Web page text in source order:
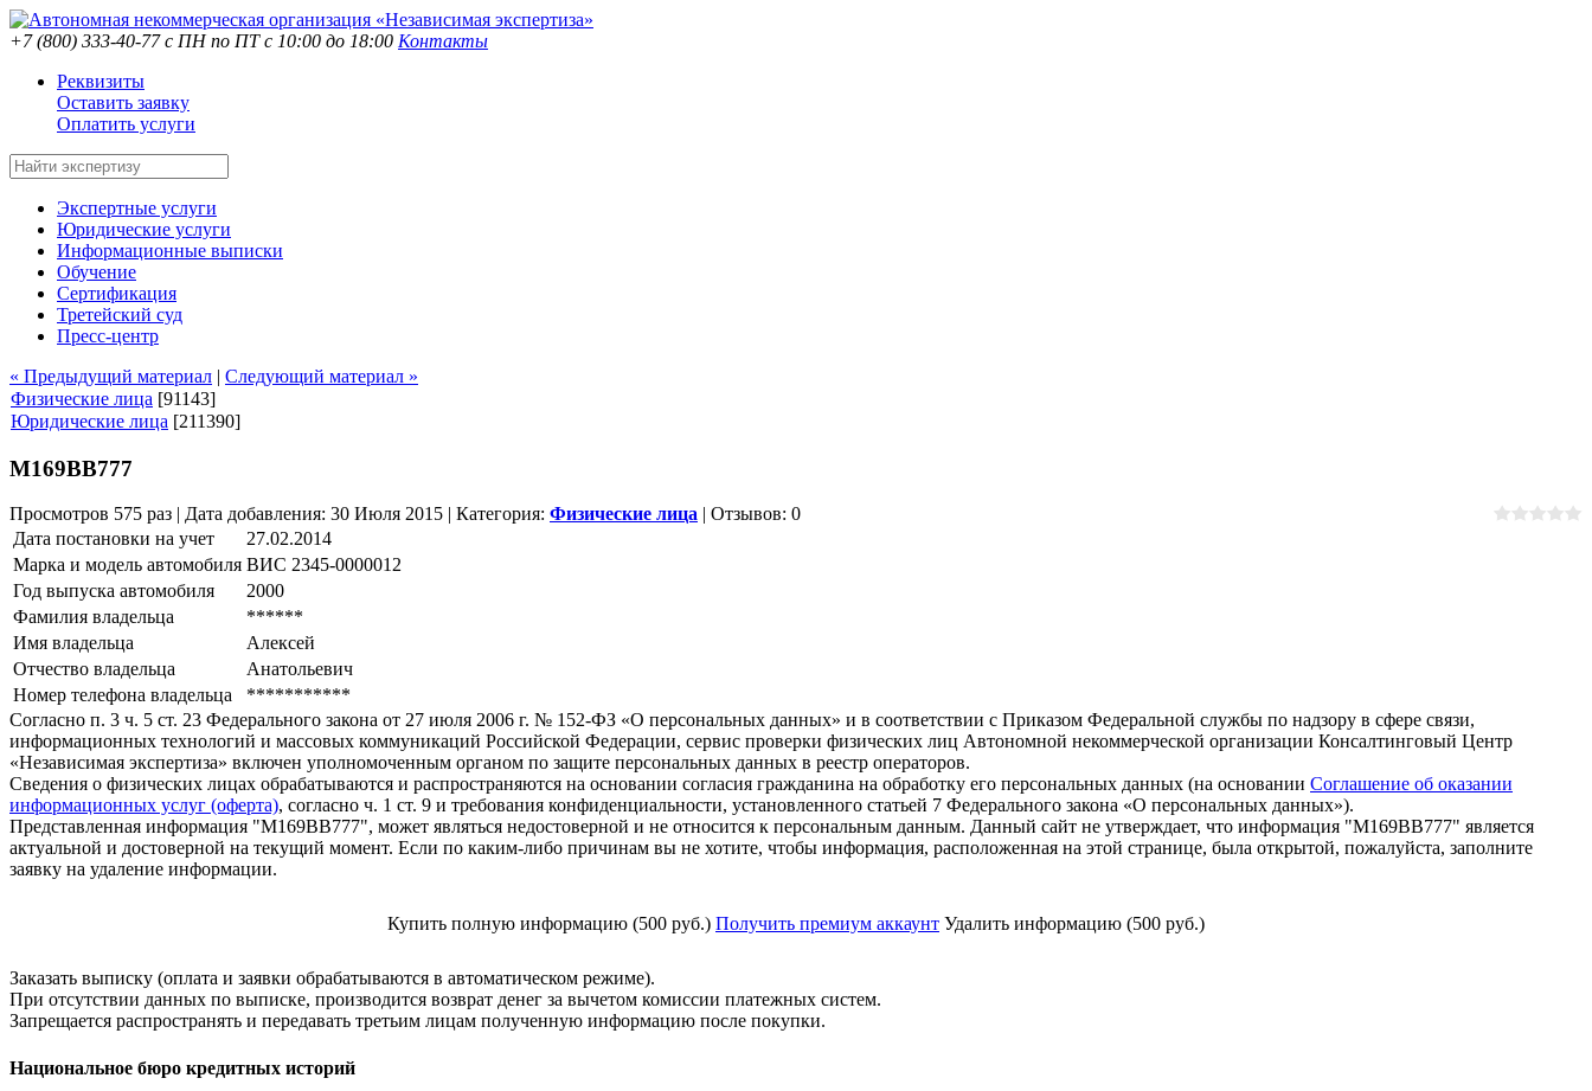
+7 (800) 333-40-77с ПН по ПТ с 10:00 до 18:00 Контакты
Реквизиты
Оставить заявку
Оплатить услуги
Экспертные услуги
Юридические услуги
Информационные выписки
Обучение
Сертификация
Третейский суд
Пресс-центр
« Предыдущий материал | Следующий материал »
Физические лица [91143]
Юридические лица [211390]
М169ВВ777
Просмотров 575 раз | Дата добавления: 30 Июля 2015 | Категория: Физические лица | Отзывов: 0
Дата постановки на учет
27.02.2014
Марка и модель автомобиля ВИС 2345-0000012
Год выпуска автомобиля
2000
Фамилия владельца
******
Имя владельца
Алексей
Отчество владельца
Анатольевич
Номер телефона владельца
***********
Согласно п. 3 ч. 5 ст. 23 Федерального закона от 27 июля 2006 г. № 152-ФЗ «О персональных данных» и в соответствии с Приказом Федеральной службы по надзору в сфере связи,
информационных технологий и массовых коммуникаций Российской Федерации, сервис проверки физических лиц Автономной некоммерческой организации Консалтинговый Центр
«Независимая экспертиза» включен уполномоченным органом по защите персональных данных в реестр операторов.
Сведения о физических лицах обрабатываются и распространяются на основании согласия гражданина на обработку его персональных данных (на основании Соглашение об оказании
информационных услуг (оферта), согласно ч. 1 ст. 9 и требования конфиденциальности, установленного статьей 7 Федерального закона «О персональных данных»).
Представленная информация "М169ВВ777", может являться недостоверной и не относится к персональным данным. Данный сайт не утверждает, что информация "М169ВВ777" является
актуальной и достоверной на текущий момент. Если по каким-либо причинам вы не хотите, чтобы информация, расположенная на этой странице, была открытой, пожалуйста, заполните
заявку на удаление информации.
Купить полную информацию (500 руб.) Получить премиум аккаунт Удалить информацию (500 руб.)
Заказать выписку (оплата и заявки обрабатываются в автоматическом режиме).
При отсутствии данных по выписке, производится возврат денег за вычетом комиссии платежных систем.
Запрещается распространять и передавать третьим лицам полученную информацию после покупки.
Национальное бюро кредитных историй